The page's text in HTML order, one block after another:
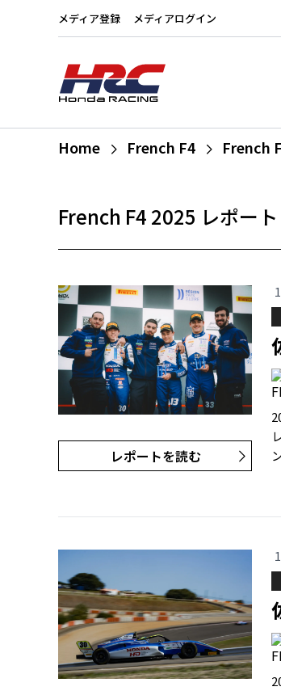
メディア登録 メディアログイン
Home French F4 French
French F4 2025 レポート
レポートを読む